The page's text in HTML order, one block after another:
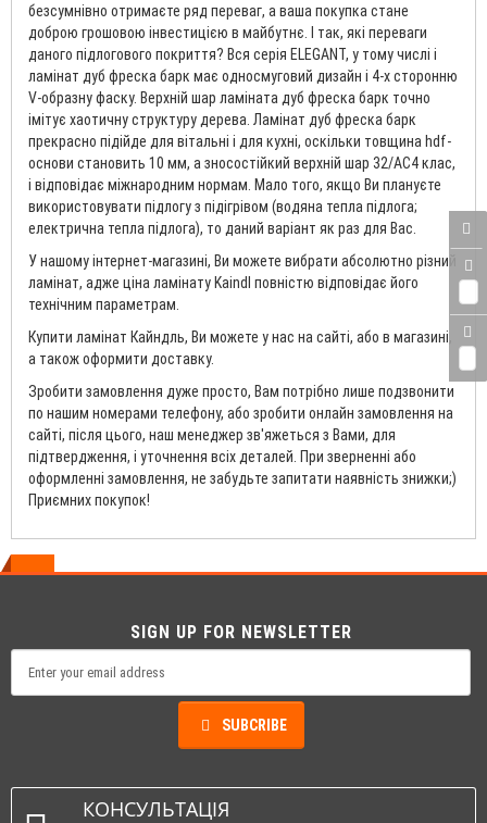
безсумнівно отримаєте ряд переваг, а ваша покупка стане
доброю грошовою інвестицією в майбутнє. І так, які переваги
даного підлогового покриття? Вся серія ELEGANT, у тому числі і
ламінат дуб фреска барк має односмуговий дизайн і 4-х сторонню
V-образну фаску. Верхній шар ламіната дуб фреска барк точно
імітує хаотичну структуру дерева. Ламінат дуб фреска барк
прекрасно підійде для вітальні і для кухні, оскільки товщина hdf-
основи становить 10 мм, а зносостійкий верхній шар 32/AC4 клас,
і відповідає міжнародним нормам. Мало того, якщо Ви плануєте
використовувати підлогу з підігрівом (водяна тепла підлога;
електрична тепла підлога), то даний варіант як раз для Вас.
У нашому інтернет-магазині, Ви можете вибрати абсолютно різний
ламінат, адже ціна ламінату Kaindl повністю відповідає його
технічним параметрам.
Купити ламінат Кайндль, Ви можете у нас на сайті, або в магазині,
а також оформити доставку.
Зробити замовлення дуже просто, Вам потрібно лише подзвонити
по нашим номерами телефону, або зробити онлайн замовлення на
сайті, після цього, наш менеджер зв'яжеться з Вами, для
підтвердження, і уточнення всіх деталей. При зверненні або
оформленні замовлення, не забудьте запитати наявність знижки;)
Приємних покупок!
SIGN UP FOR NEWSLETTER
SUBCRIBE
КОНСУЛЬТАЦІЯ